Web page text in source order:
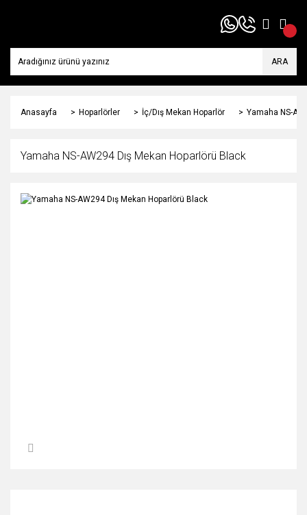
ARA
Anasayfa Hoparlörler İç/Dış Mekan Hoparlör Yamaha NS-
Yamaha NS-AW294 Dış Mekan Hoparlörü Black